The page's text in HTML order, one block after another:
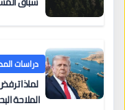
دراسات
لماذا
الملاحة